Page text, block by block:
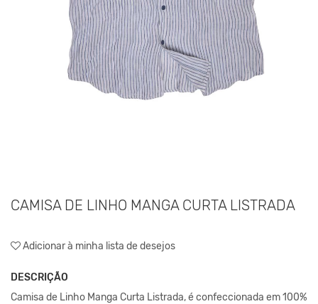
CAMISA DE LINHO MANGA CURTA LISTRADA
Adicionar à minha lista de desejos
DESCRIÇÃO
Camisa de Linho Manga Curta Listrada, é confeccionada em 100%